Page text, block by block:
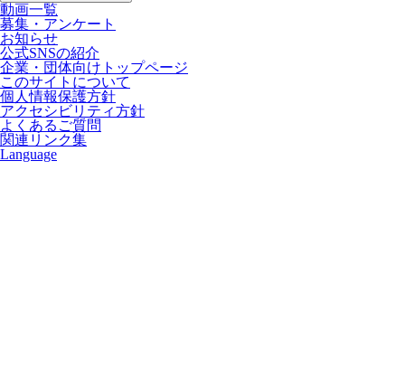
動画一覧
募集・アンケート
お知らせ
公式SNSの紹介
企業・団体向けトップページ
このサイトについて
個人情報保護方針
アクセシビリティ方針
よくあるご質問
関連リンク集
Language